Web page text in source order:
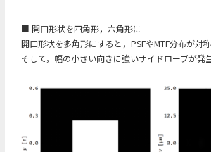
■ 開口形状を四角形，六角形に
開口形状を多角形にすると，PSFやMTF分布が対
そして，幅の小さい向きに強いサイドローブが発